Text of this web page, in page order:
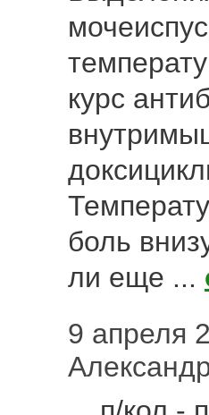
курс
боль
ли еще ...
9 апреля